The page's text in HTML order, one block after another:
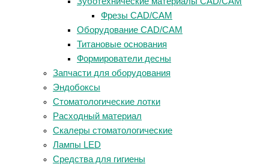
Фрезы CAD/CAM
Оборудование CAD/CAM
Титановые основания
Формирователи десны
Запчасти для оборудования
Эндобоксы
Стоматологические лотки
Расходный материал
Скалеры стоматологические
Лампы LED
Средства для гигиены